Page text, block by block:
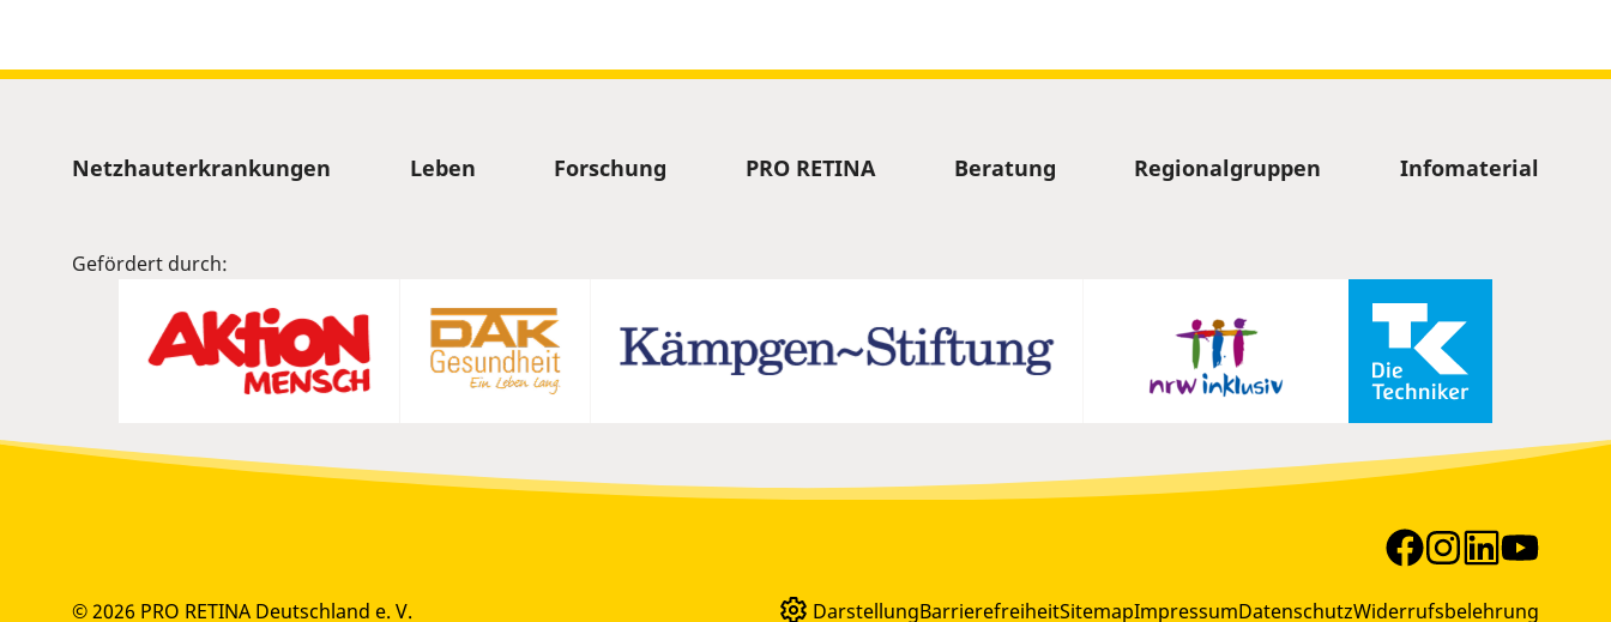
Sitemap
Netzhauterkrankungen Leben Forschung PRO RETINA Beratung Regionalgruppen Infomaterial
Gefördert durch:
© 2026 PRO RETINA Deutschland e. V. DarstellungBarrierefreiheitSitemapImpressumDatenschutzWiderrufsbelehrung